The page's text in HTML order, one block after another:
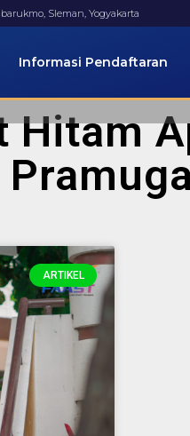
Sleman, Yogyakarta
Informasi Pendaftaran
Hitam
ARTIKEL